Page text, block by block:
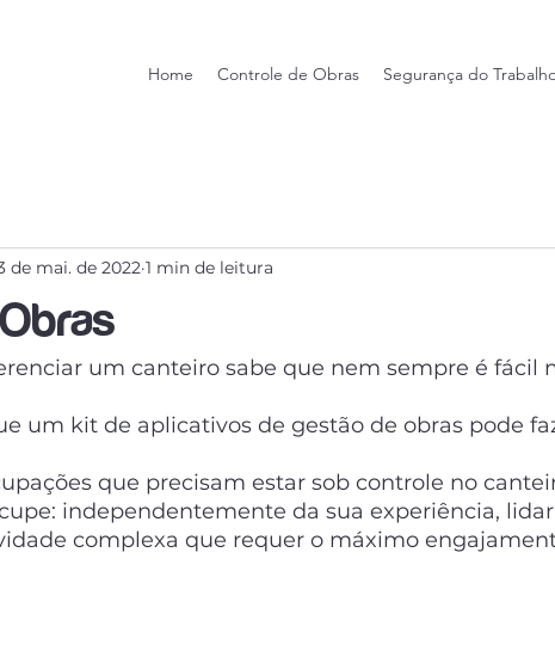
Home Controle de Obras Segurança do
de mai. de 2022 1 min de leitura
um canteiro sabe que nem sempre é
um kit de aplicativos de gestão de obras pode
que precisam estar sob controle no
independentemente da sua experiência,
complexa que requer o máximo